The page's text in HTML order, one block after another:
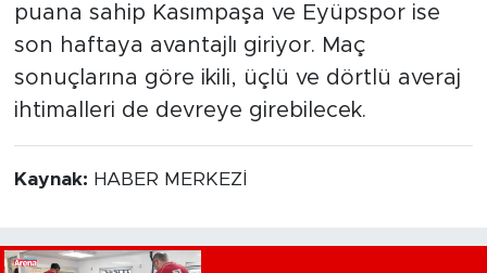
puana sahip Kasımpaşa ve Eyüpspor ise
son haftaya avantajlı giriyor. Maç
sonuçlarına göre ikili, üçlü ve dörtlü averaj
ihtimalleri de devreye girebilecek.
Kaynak: HABER MERKEZİ